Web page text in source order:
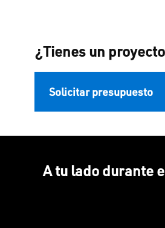
¿Tienes un
Solicitar presupuesto
A tu lado durante